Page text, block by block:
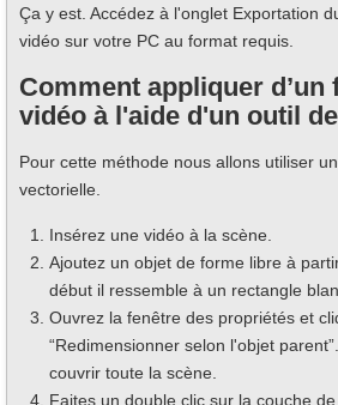
Ça y est. Accédez à l'onglet Exportation
vidéo sur votre PC au format requis.
Comment appliquer d’un
vidéo à l'aide d'un outil
Pour cette méthode nous allons utiliser
vectorielle.
Insérez une vidéo à la scène.
Ajoutez un objet de forme libre à
début il ressemble à un rectangle
Ouvrez la fenêtre des propriétés et
“Redimensionner selon l'objet
couvrir toute la scène.
Faites un double clic sur la couche